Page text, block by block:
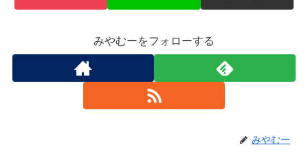
みやむーをフォローする
みやむー